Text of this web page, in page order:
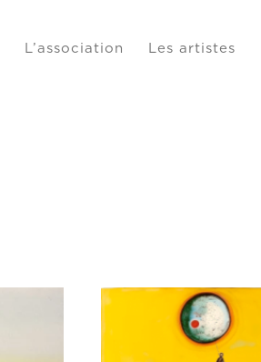
L’association Les artistes